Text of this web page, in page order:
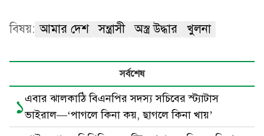
বিষয়: আমার দেশ সন্ত্রাসী অস্ত্র উদ্ধার খুলনা
সর্বশেষ
১এবার ঝালকাঠি বিএনপির সদস্য সচিবের স্ট্যাটাস
ভাইরাল—‘পাগলে কিনা কয়, ছাগলে কিনা খায়’